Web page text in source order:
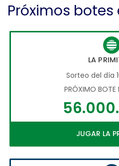
Próximos botes
LA
Sorteo del día
PRÓXIMO BOTE
JUGAR LA